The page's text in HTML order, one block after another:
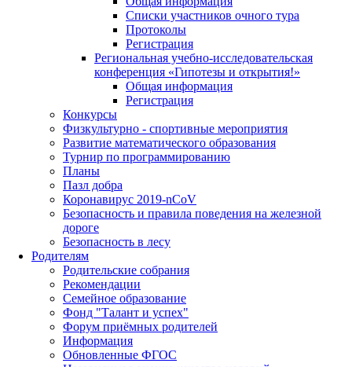
Списки участников очного тура
Протоколы
Регистрация
Региональная учебно-исследовательская
конференция «Гипотезы и открытия!»
Общая информация
Регистрация
Конкурсы
Физкультурно - спортивные мероприятия
Развитие математического образования
Турнир по программированию
Планы
Пазл добра
Коронавирус 2019-nCoV
Безопасность и правила поведения на железной
дороге
Безопасность в лесу
Родителям
Родительские собрания
Рекомендации
Семейное образование
Фонд "Талант и успех"
Форум приёмных родителей
Информация
Обновленные ФГОС